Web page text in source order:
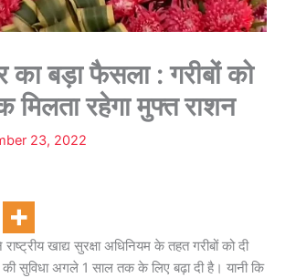
का बड़ा फैसला : गरीबों को
रहेगा मुफ्त राशन
23, 2022
खाद्य सुरक्षा अधिनियम के तहत गरीबों को दी
सुविधा अगले 1 साल तक के लिए बढ़ा दी है। यानी कि